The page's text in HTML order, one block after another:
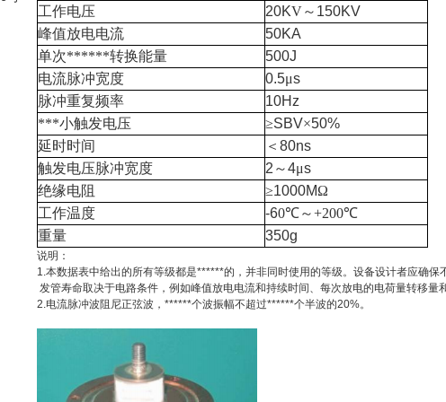
工作电压 20KV～ 150KV
峰值放电电流
50KA
单次******转换能量
500J
电流脉冲宽度
0.5μs
脉冲重复频率
10Hz
***小触发电压
≥SBV×50%
延时时间
＜ 80ns
触发电压脉冲宽度
2 ～4μs
绝缘电阻
≥1000MΩ
工作温度
-60℃～+200℃
重量
350g
说明：
1.本数据表中给出的所有等级都是******的，并非同时使用的等级。设备设计者应确保
发管寿命取决于电路条件，例如峰值放电电流和持续时间、每次放电的电荷量转移量
2.电流脉冲波阻尼正弦波，******个波振幅不超过******个半波的20%。